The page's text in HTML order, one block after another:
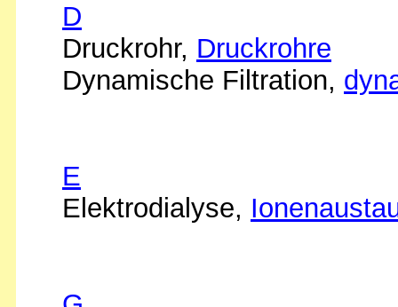
D
Druckrohr, Druckrohre
Dynamische Filtration,
E
Elektrodialyse,